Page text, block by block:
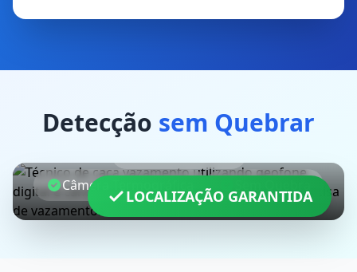
Detecção sem Quebrar
LOCALIZAÇÃO GARANTIDA
Câmera Termográfica